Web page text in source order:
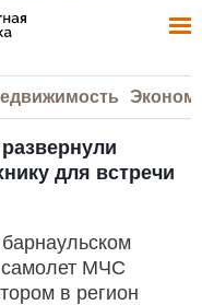
для встречи
самолет МЧС
в регион